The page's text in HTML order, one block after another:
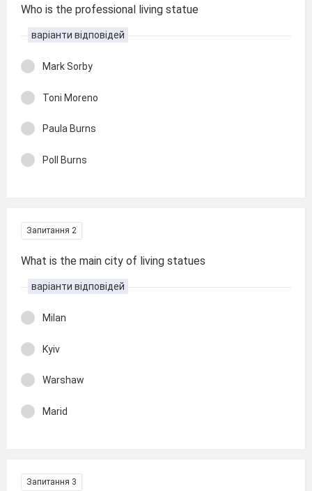
Who is the professional living statue
варіанти відповідей
Mark Sorby
Toni Moreno
Paula Burns
Poll Burns
Запитання 2
What is the main city of living statues
варіанти відповідей
Milan
Kyiv
Warshaw
Marid
Запитання 3